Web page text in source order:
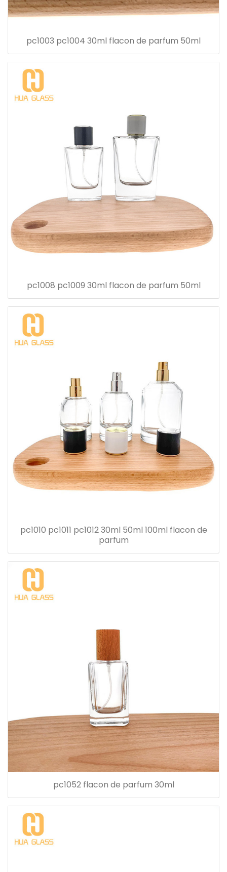
pc1003 pc1004 30ml flacon de parfum 50ml
pc1008 pc1009 30ml flacon de parfum 50ml
pc1010 pc1011 pc1012 30ml 50ml 100ml flacon de
parfum
pc1052 flacon de parfum 30ml